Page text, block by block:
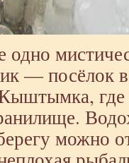
— посёлок
где
можно